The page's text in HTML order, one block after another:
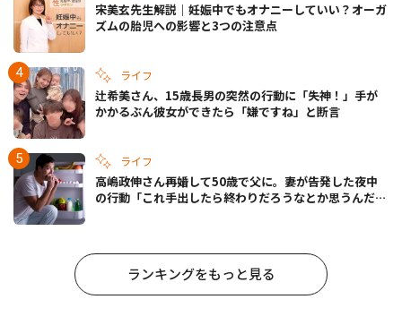
宋美玄先生解説｜妊娠中でもオナニーしていい？オーガ
ズムの胎児への影響と3つの注意点
ライフ
辻希美さん、15歳長男の突然の行動に「失神！」手が
かかるぶん彼女ができたら「嫌ですね」と断言
ライフ
高嶋政伸さん再婚して50歳で父に。妻が告発した夜中
の行動「これ手出したら終わりだろうなとか思うんだけ
ランキングをもっと見る